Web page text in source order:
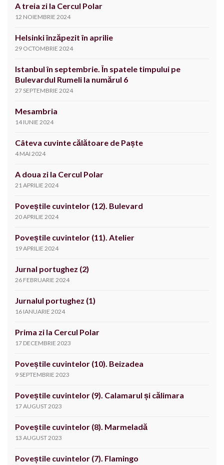
A treia zi la Cercul Polar
12 NOIEMBRIE 2024
Helsinki înzăpezit în aprilie
29 OCTOMBRIE 2024
Istanbul în septembrie. În spatele timpului pe
Bulevardul Rumeli la numărul 6
27 SEPTEMBRIE 2024
Mesambria
14 IUNIE 2024
Câteva cuvinte călătoare de Paște
4 MAI 2024
A doua zi la Cercul Polar
21 APRILIE 2024
Poveștile cuvintelor (12). Bulevard
20 APRILIE 2024
Poveștile cuvintelor (11). Atelier
19 APRILIE 2024
Jurnal portughez (2)
26 FEBRUARIE 2024
Jurnalul portughez (1)
16 IANUARIE 2024
Prima zi la Cercul Polar
17 DECEMBRIE 2023
Poveștile cuvintelor (10). Beizadea
9 SEPTEMBRIE 2023
Poveștile cuvintelor (9). Calamarul și călimara
17 AUGUST 2023
Poveștile cuvintelor (8). Marmeladă
13 AUGUST 2023
Poveștile cuvintelor (7). Flamingo